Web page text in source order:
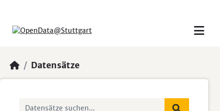
Datensätze